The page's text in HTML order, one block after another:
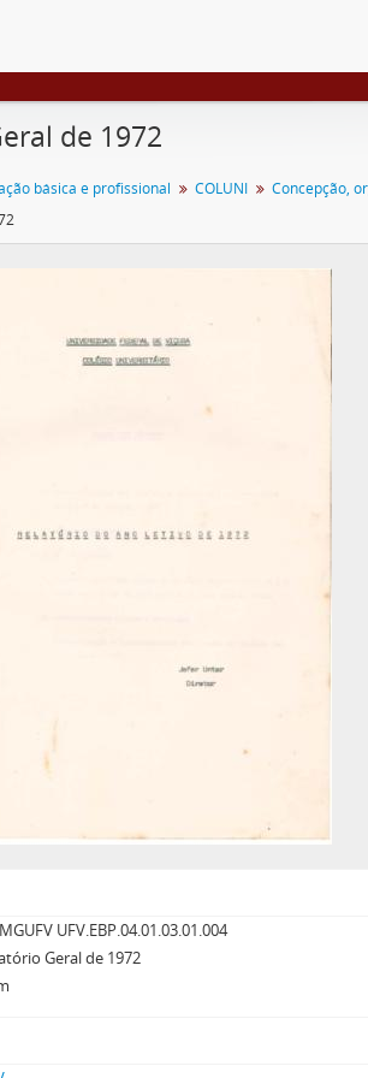
de 1972
básica e profissional COLUNI
UFV.EBP.04.01.03.01.004
Geral de 1972